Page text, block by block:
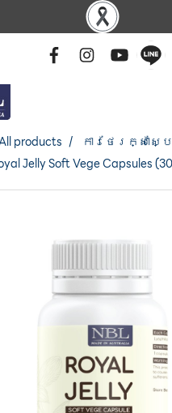
products
ការថែរក្សាស្ប
Jelly Soft Vege Capsules